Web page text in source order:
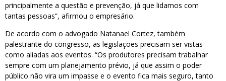
principalmente a questão e prevenção, já que lidamos com
tantas pessoas”, afirmou o empresário.
De acordo com o advogado Natanael Cortez, também
palestrante do congresso, as legislações precisam ser vistas
como aliadas aos eventos. “Os produtores precisam trabalhar
sempre com um planejamento prévio, já que assim o poder
público não vira um impasse e o evento fica mais seguro, tanto